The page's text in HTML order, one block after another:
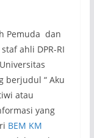
Pemuda dan
ahli DPR-RI
berjudul “ Aku
atau
yang
BEM KM